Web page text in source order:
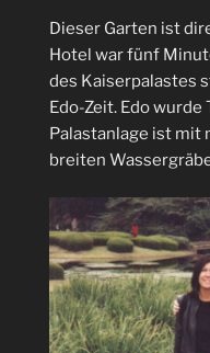
Dieser Garten ist
Hotel war fünf
des Kaiserpalastes
Edo-Zeit. Edo
Palastanlage ist mit
breiten